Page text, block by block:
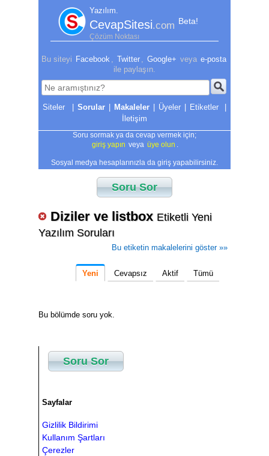
Yazılım.
CevapSitesi.com Beta!
Çözüm Noktası
Bu siteyi Facebook Twitter Google+ veya e-posta
ile paylaşın.
| Sorular | Makaleler | Üyeler | Etiketler
|
İletişim
Soru sormak ya da cevap vermek için;
giriş yapın veya üye olun
Sosyal medya hesaplarınızla da giriş yapabilirsiniz.
Soru Sor
Diziler ve listbox Etiketli Yeni
Yazılım Soruları
Bu etiketin makalelerini göster »»
Yeni Cevapsız Aktif Tümü
Bu bölümde soru yok.
Soru Sor
Sayfalar
Gizlilik Bildirimi
Kullanım Şartları
Çerezler